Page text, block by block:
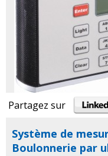
Partagez sur
Système de
Boulonnerie par